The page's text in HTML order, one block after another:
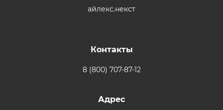
айлекс.некст
Контакты
8 (800) 707-87-12
Адрес